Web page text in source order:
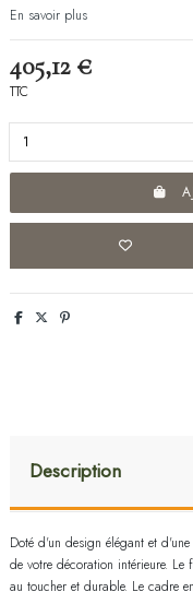
En savoir plus
405,12 €
TTC
Description
Doté d'un design élégant et
de votre décoration intérieure.
au toucher et durable. Le cadre